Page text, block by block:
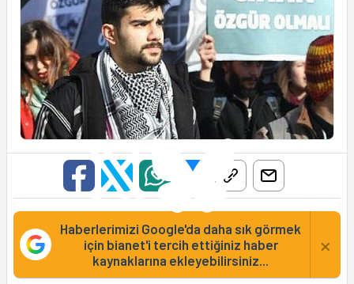
Haberlerimizi Google'da daha sık görmek
için bianet'i tercih ettiğiniz haber
kaynaklarına ekleyebilirsiniz...
×